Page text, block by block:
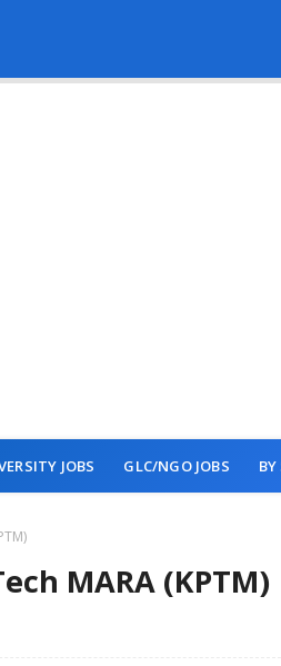
JOBS GLC/NGO JOBS
MARA (KPTM)